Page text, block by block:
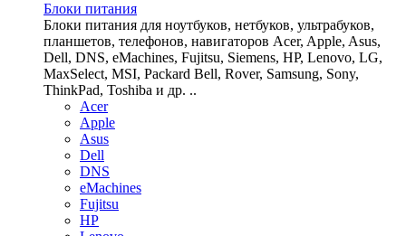
Блоки питания
Блоки питания для ноутбуков, нетбуков, ультрабуков,
планшетов, телефонов, навигаторов Acer, Apple, Asus,
Dell, DNS, eMachines, Fujitsu, Siemens, HP, Lenovo, LG,
MaxSelect, MSI, Packard Bell, Rover, Samsung, Sony,
ThinkPad, Toshiba и др. ..
Acer
Apple
Asus
Dell
DNS
eMachines
Fujitsu
HP